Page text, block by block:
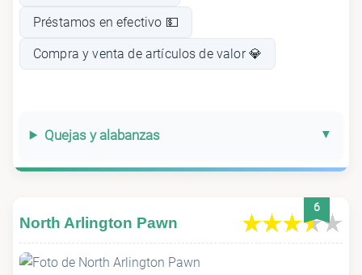
Préstamos en efectivo 💵
Compra y venta de artículos de valor 💎
Quejas y alabanzas
6
North Arlington Pawn